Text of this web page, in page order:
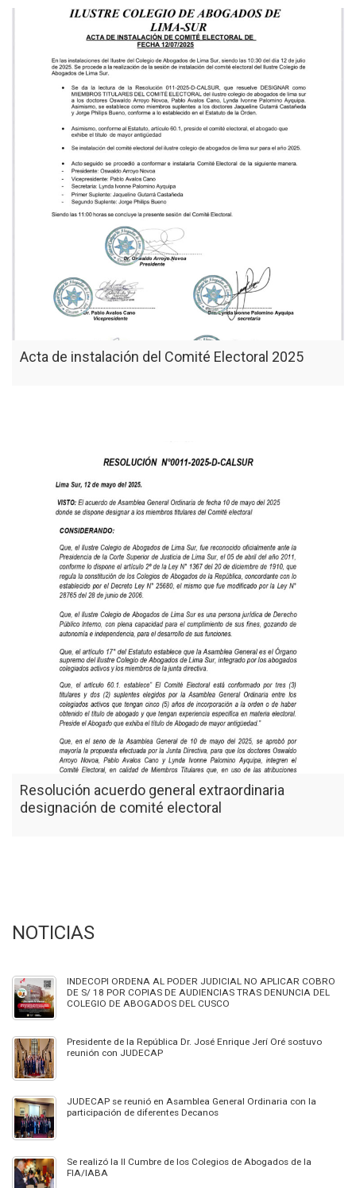
Acta de instalación del Comité Electoral 2025
Resolución acuerdo general extraordinaria
designación de comité electoral
NOTICIAS
INDECOPI ORDENA AL PODER JUDICIAL NO APLICAR COBRO
DE S/ 18 POR COPIAS DE AUDIENCIAS TRAS DENUNCIA DEL
COLEGIO DE ABOGADOS DEL CUSCO
Presidente de la República Dr. José Enrique Jerí Oré sostuvo
reunión con JUDECAP
JUDECAP se reunió en Asamblea General Ordinaria con la
participación de diferentes Decanos
Se realizó la II Cumbre de los Colegios de Abogados de la
FIA/IABA